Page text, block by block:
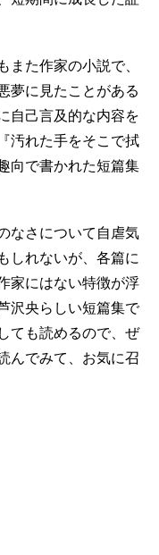
た作家の小説で、
夢に見たことがある
自己言及的な内容を
汚れた手をそこで拭
向で書かれた短篇集
なさについて自虐気
しれないが、各篇に
家にはない特徴が浮
沢央らしい短篇集で
ても読めるので、ぜ
んでみて、お気に召